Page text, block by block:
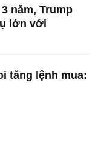
năm, Trump
lớn với
tăng lệnh mua: